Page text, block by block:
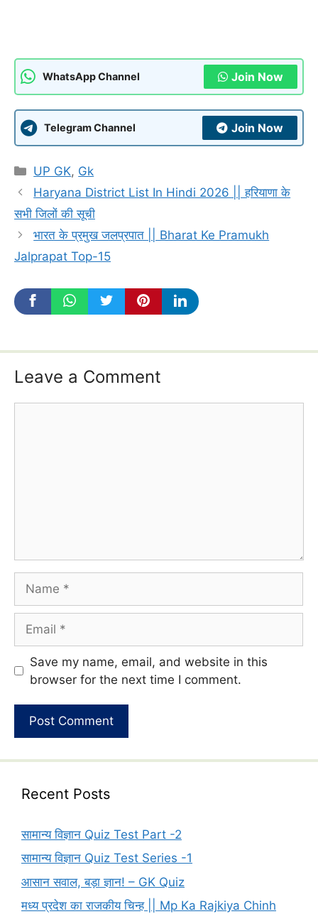
WhatsApp Channel Join Now
Telegram Channel Join Now
Categories
UP GK, Gk
Haryana District List In Hindi 2026 || हरियाणा के
सभी जिलों की सूची
भारत के प्रमुख जलप्रपात || Bharat Ke Pramukh
Jalprapat Top-15
Leave a Comment
Website
Save my name, email, and website in this
browser for the next time I comment.
Recent Posts
सामान्य विज्ञान Quiz Test Part -2
सामान्य विज्ञान Quiz Test Series -1
आसान सवाल, बड़ा ज्ञान! – GK Quiz
मध्य प्रदेश का राजकीय चिन्ह || Mp Ka Rajkiya Chinh